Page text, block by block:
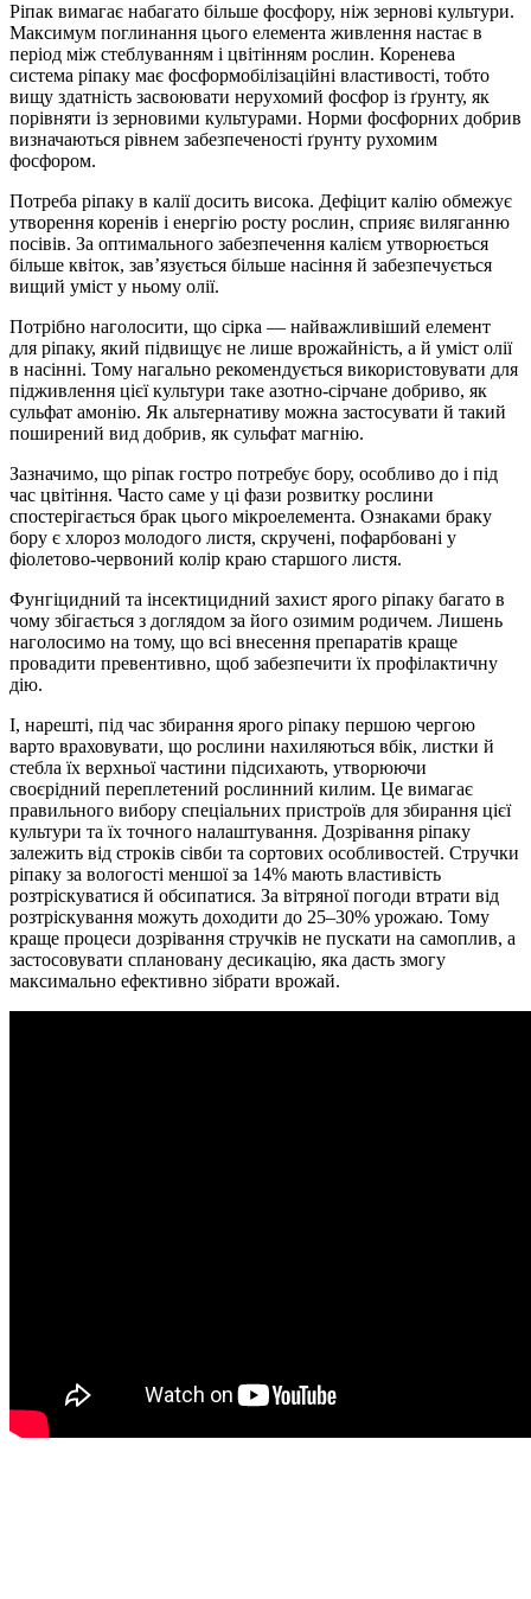
Ріпак вимагає набагато більше фосфору, ніж зернові культури.
Максимум поглинання цього елемента живлення настає в
період між стеблуванням і цвітінням рослин. Коренева
система ріпаку має фосформобілізаційні властивості, тобто
вищу здатність засвоювати нерухомий фосфор із ґрунту, як
порівняти із зерновими культурами. Норми фосфорних добрив
визначаються рівнем забезпеченості ґрунту рухомим
фосфором.
Потреба ріпаку в калії досить висока. Дефіцит калію обмежує
утворення коренів і енергію росту рослин, сприяє виляганню
посівів. За оптимального забезпечення калієм утворюється
більше квіток, зав’язується більше насіння й забезпечується
вищий уміст у ньому олії.
Потрібно наголосити, що сірка — найважливіший елемент
для ріпаку, який підвищує не лише врожайність, а й уміст олії
в насінні. Тому нагально рекомендується використовувати для
підживлення цієї культури таке азотно-сірчане добриво, як
сульфат амонію. Як альтернативу можна застосувати й такий
поширений вид добрив, як сульфат магнію.
Зазначимо, що ріпак гостро потребує бору, особливо до і під
час цвітіння. Часто саме у ці фази розвитку рослини
спостерігається брак цього мікроелемента. Ознаками браку
бору є хлороз молодого листя, скручені, пофарбовані у
фіолетово-червоний колір краю старшого листя.
Фунгіцидний та інсектицидний захист ярого ріпаку багато в
чому збігається з доглядом за його озимим родичем. Лишень
наголосимо на тому, що всі внесення препаратів краще
провадити превентивно, щоб забезпечити їх профілактичну
дію.
І, нарешті, під час збирання ярого ріпаку першою чергою
варто враховувати, що рослини нахиляються вбік, листки й
стебла їх верхньої частини підсихають, утворюючи
своєрідний переплетений рослинний килим. Це вимагає
правильного вибору спеціальних пристроїв для збирання цієї
культури та їх точного налаштування. Дозрівання ріпаку
залежить від строків сівби та сортових особливостей. Стручки
ріпаку за вологості меншої за 14% мають властивість
розтріскуватися й обсипатися. За вітряної погоди втрати від
розтріскування можуть доходити до 25–30% урожаю. Тому
краще процеси дозрівання стручків не пускати на самоплив, а
застосовувати сплановану десикацію, яка дасть змогу
максимально ефективно зібрати врожай.